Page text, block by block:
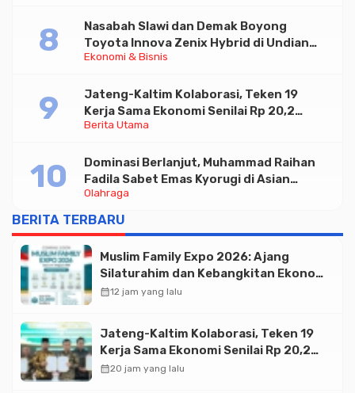
Ekonomi & Bisnis
Nasabah Slawi dan Demak Boyong
Toyota Innova Zenix Hybrid di Undian
Tabungan Bima Bank Jateng
Berita Utama
Jateng-Kaltim Kolaborasi, Teken 19
Kerja Sama Ekonomi Senilai Rp 20,2
Triliun
Olahraga
Dominasi Berlanjut, Muhammad Raihan
Fadila Sabet Emas Kyorugi di Asian
Taekwondo Indonesia Open 2026
BERITA TERBARU
Muslim Family Expo 2026: Ajang
Silaturahim dan Kebangkitan Ekonomi
Halal di Jakarta
calendar_month12 jam yang lalu
Jateng-Kaltim Kolaborasi, Teken 19
Kerja Sama Ekonomi Senilai Rp 20,2
Triliun
calendar_month20 jam yang lalu